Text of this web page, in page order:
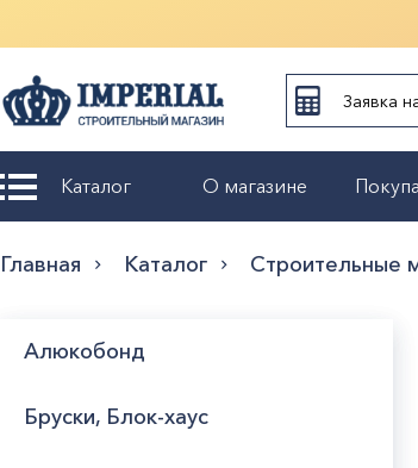
Заявка
Каталог О магазине
Главная Каталог Строительные
Алюкобонд
Бруски, Блок-хаус